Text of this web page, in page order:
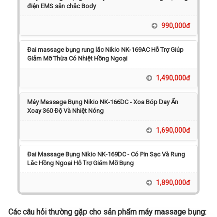
điện EMS săn chắc Body
990,000đ
Đai massage bụng rung lắc Nikio NK-169AC Hỗ Trợ Giúp
Giảm Mỡ Thừa Có Nhiệt Hồng Ngoại
1,490,000đ
Máy Massage Bụng Nikio NK-166DC - Xoa Bóp Day Ấn
Xoay 360 Độ Và Nhiệt Nóng
1,690,000đ
Đai Massage Bụng Nikio NK-169DC - Có Pin Sạc Và Rung
Lắc Hồng Ngoại Hỗ Trợ Giảm Mỡ Bụng
1,890,000đ
Các câu hỏi thường gặp cho sản phẩm máy massage bụng: